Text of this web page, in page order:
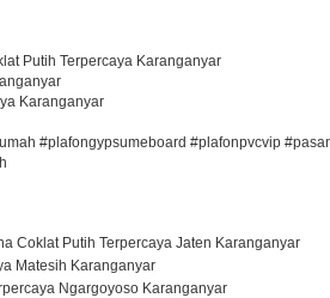
Putih Terpercaya Karanganyar
Karanganyar
#plafongypsumeboard #plafonpvcvip
Coklat Putih Terpercaya Jaten Karanganyar
Matesih Karanganyar
Ngargoyoso Karanganyar